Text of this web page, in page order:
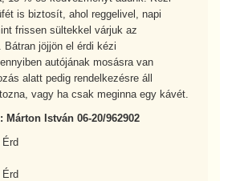
is biztosít, ahol reggelivel, napi
frissen sültekkel várjuk az
Bátran jöjjön el érdi kézi
autójának mosásra van
alatt pedig rendelkezésre áll
vagy ha csak meginna egy kávét.
Márton István 06-20/962902
Érd
Érd